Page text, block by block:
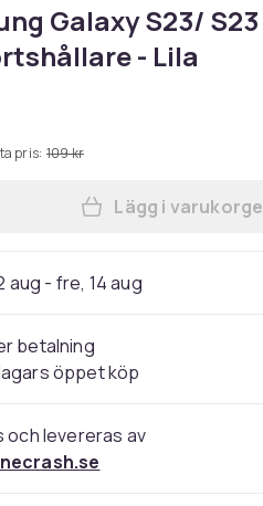
Galaxy S23/
- Lila
pris: 109 kr
Lägg till
Lägg i
aug - fre, 14 aug
betalning
öppet köp
och levereras av